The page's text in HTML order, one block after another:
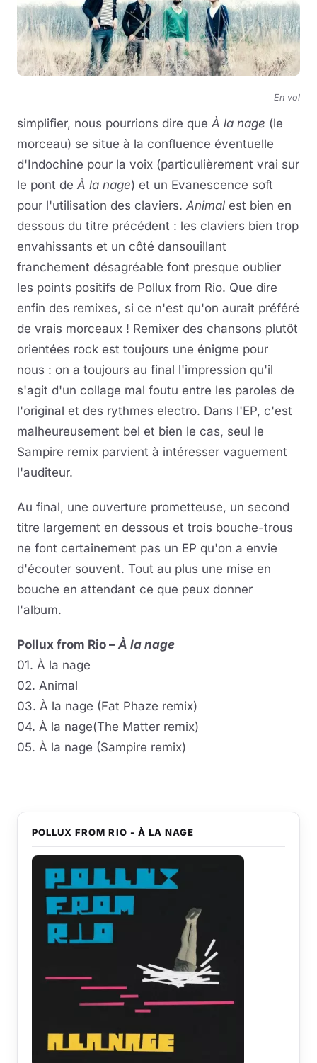
En vol
simplifier, nous pourrions dire que À la nage (le
morceau) se situe à la confluence éventuelle
d'Indochine pour la voix (particulièrement vrai sur
le pont de À la nage) et un Evanescence soft
pour l'utilisation des claviers. Animal est bien en
dessous du titre précédent : les claviers bien trop
envahissants et un côté dansouillant
franchement désagréable font presque oublier
les points positifs de Pollux from Rio. Que dire
enfin des remixes, si ce n'est qu'on aurait préféré
de vrais morceaux ! Remixer des chansons plutôt
orientées rock est toujours une énigme pour
nous : on a toujours au final l'impression qu'il
s'agit d'un collage mal foutu entre les paroles de
l'original et des rythmes electro. Dans l'EP, c'est
malheureusement bel et bien le cas, seul le
Sampire remix parvient à intéresser vaguement
l'auditeur.
Au final, une ouverture prometteuse, un second
titre largement en dessous et trois bouche-trous
ne font certainement pas un EP qu'on a envie
d'écouter souvent. Tout au plus une mise en
bouche en attendant ce que peux donner
l'album.
Pollux from Rio – À la nage
01. À la nage
02. Animal
03. À la nage (Fat Phaze remix)
04. À la nage(The Matter remix)
05. À la nage (Sampire remix)
POLLUX FROM RIO - À LA NAGE